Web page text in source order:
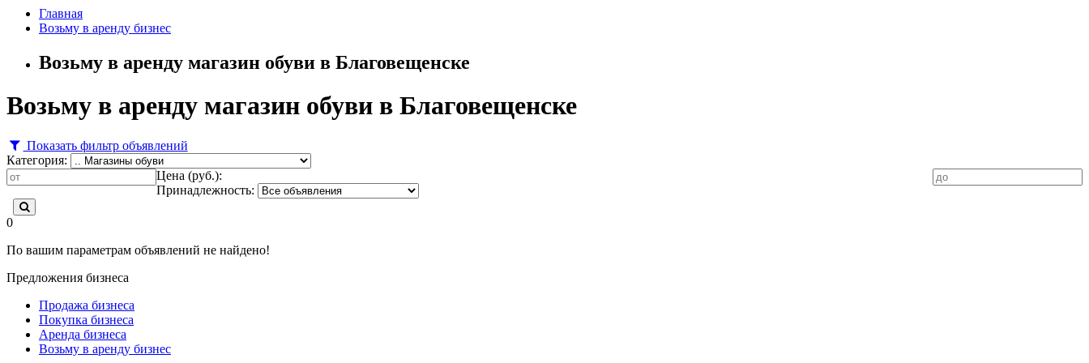
Главная
Возьму в аренду бизнес
Возьму в аренду магазин обуви в Благовещенске
Возьму в аренду магазин обуви в Благовещенске
Показать фильтр объявлений
Категория:
Цена (руб.):
Принадлежность:
0
По вашим параметрам объявлений не найдено!
Предложения бизнеса
Продажа бизнеса
Покупка бизнеса
Аренда бизнеса
Возьму в аренду бизнес